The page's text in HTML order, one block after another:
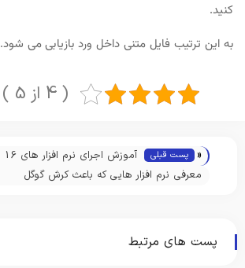
کنید.
به این ترتیب فایل متنی داخل ورد بازیابی می شود.
( 4 از 5 ) از 2 رای
« پست قبلی
64 بیتی ویندوز 10
معرفی نرم افزار هایی که باعث کرش گوگل
پست های مرتبط